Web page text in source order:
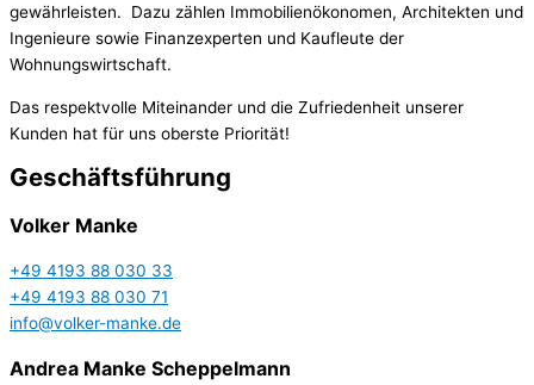
gewährleisten. Dazu zählen Immobilienökonomen, Architekten und
Ingenieure sowie Finanzexperten und Kaufleute der
Wohnungswirtschaft.
Das respektvolle Miteinander und die Zufriedenheit unserer
Kunden hat für uns oberste Priorität!
Geschäftsführung
Volker Manke
+49 4193 88 030 33
+49 4193 88 030 71
info@volker-manke.de
Andrea Manke Scheppelmann